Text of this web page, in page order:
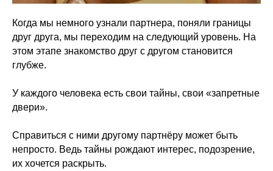
Когда мы немного узнали партнера, поняли границы
друг друга, мы переходим на следующий уровень. На
этом этапе знакомство друг с другом становится
глубже.
У каждого человека есть свои тайны, свои «запретные
двери».
Справиться с ними другому партнёру может быть
непросто. Ведь тайны рождают интерес, подозрение,
их хочется раскрыть.